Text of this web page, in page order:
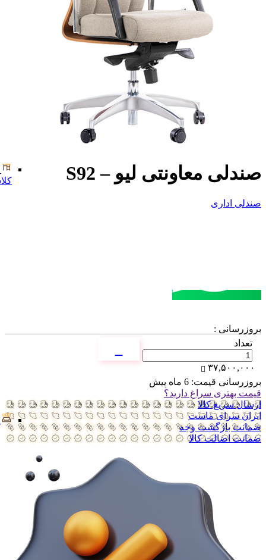
صندلی معاونتی لیو – S92
صندلی اداری
بروزرسانی :
تعداد
۳۷,۵۰۰,۰۰۰
بروزرسانی قیمت: 6 ماه پیش
قیمت بهتری سراغ دارید؟
ارسال سریع کالا
ایران سرای ماست
ضمانت بازگشت وجه
ضمانت اضالت کالا